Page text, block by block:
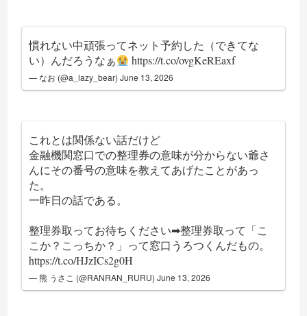
慣れない中頑張ってネット予約した（できてな
い）んだろうなぁ
https://t.co/ovgKeREaxf
— なお (@a_lazy_bear)June 13, 2026
これとは関係ない話だけど
金融機関窓口での整理券の意味が分からない爺さ
んにその番号の意味を教えてあげたことがあっ
た。
一昨日の話である。
整理券取ってお待ちください➡整理券取って「こ
こか？こっちか？」って窓口うろつくんだもの。
https://t.co/HJzICs2g0H
— 熊 うさこ (@RANRAN_RURU)June 13, 2026